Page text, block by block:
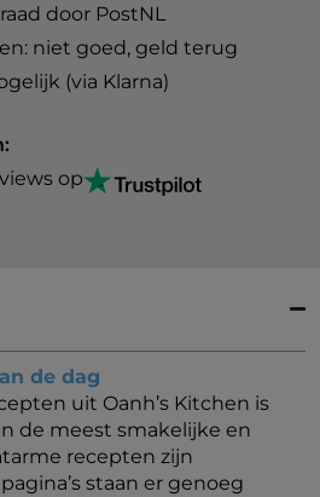
door PostNL
niet goed, geld terug
(via Klarna)
op
de dag
uit Oanh’s Kitchen is
de meest smakelijke en
recepten zijn
staan er genoeg